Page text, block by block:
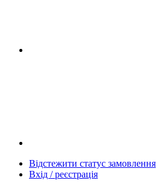
Відстежити статус замовлення
Вхід / реєстрація